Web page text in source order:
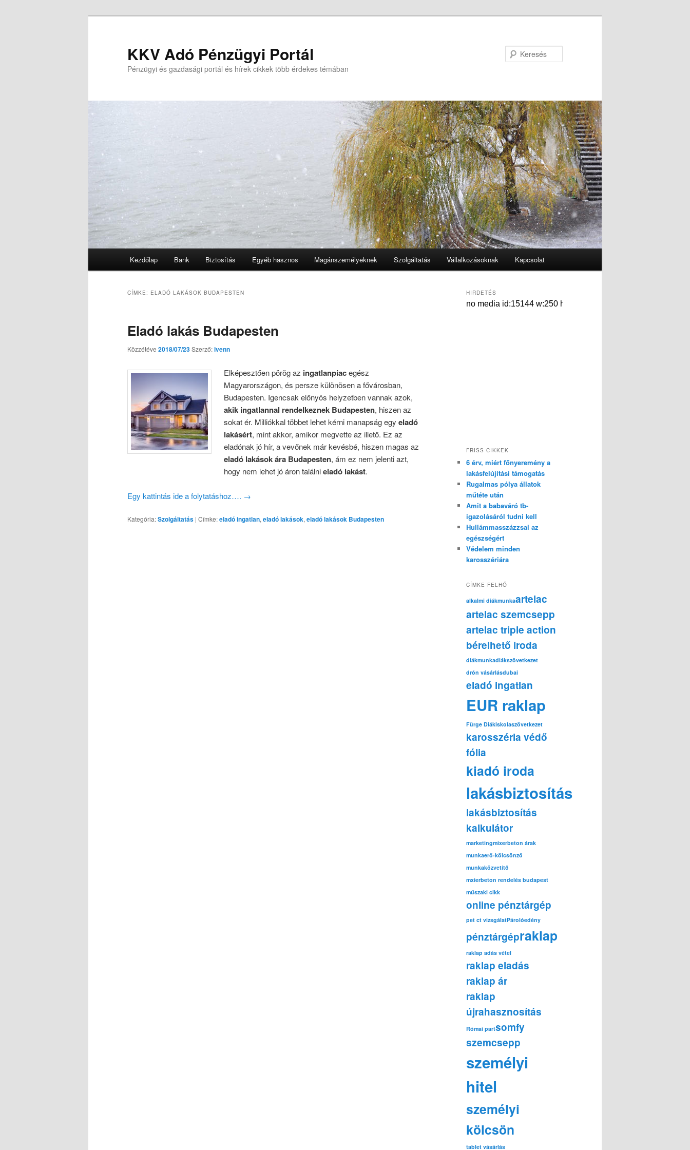
KKV Adó Pénzügyi Portál
Pénzügyi és gazdasági portál és hírek cikkek több érdekes témában
Kezdőlap Bank Biztosítás Egyéb hasznos Magánszemélyeknek Szolgáltatás Vállalkozásoknak Kapcsolat
CÍMKE: ELADÓ LAKÁSOK BUDAPESTEN
Eladó lakás Budapesten
Közzétéve 2018/07/23Szerző:ivenn
Elképesztően pörög az ingatlanpiacegész
Magyarországon, és persze különösen a fővárosban,
Budapesten. Igencsak előnyös helyzetben vannak azok,
akik ingatlannal rendelkeznek Budapesten, hiszen az
sokat ér. Milliókkal többet lehet kérni manapság egyeladó
lakásért, mint akkor, amikor megvette az illető. Ez az
eladónak jó hír, a vevőnek már kevésbé, hiszen magas az
eladó lakások ára Budapesten, ám ez nem jelenti azt,
hogy nem lehet jó áron találnieladó lakást.
Egy kattintás ide a folytatáshoz…. →
Kategória:Szolgáltatás | Címke:eladó ingatlan, eladó lakások, eladó lakások Budapesten
HIRDETÉS
FRISS CIKKEK
6 érv, miért főnyeremény a
lakásfelújítási támogatás
Rugalmas pólya állatok
műtéte után
Amit a babaváró tb-
igazolásáról tudni kell
Hullámmasszázzsal az
egészségért
Védelem minden
karosszériára
CÍMKE FELHŐ
alkalmi diákmunkaartelac
artelac szemcsepp
artelac triple action
bérelhető iroda
diákmunkadiákszövetkezet
drón vásárlásdubai
eladó ingatlan
EUR raklap
Fürge Diákiskolaszövetkezet
karosszéria védő
fólia
kiadó iroda
lakásbiztosítás
lakásbiztosítás
kalkulátor
marketingmixerbeton árak
munkaerő-kölcsönző
munkaközvetítő
mxierbeton rendelés budapest
műszaki cikk
online pénztárgép
pet ct vizsgálatPárolóedény
pénztárgépraklap
raklap adás vétel
raklap eladás
raklap ár
raklap
újrahasznosítás
Római partsomfy
szemcsepp
személyi
hitel
személyi
kölcsön
tablet vásárlás